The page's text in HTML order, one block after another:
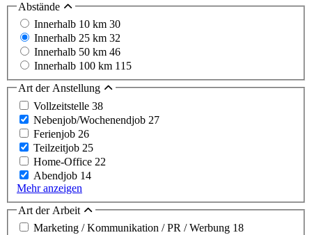
Abstände
Innerhalb 10 km 30
Innerhalb 25 km 32
Innerhalb 50 km 46
Innerhalb 100 km 115
Art der Anstellung
Vollzeitstelle 38
Nebenjob/Wochenendjob 27
Ferienjob 26
Teilzeitjob 25
Home-Office 22
Abendjob 14
Mehr anzeigen
Art der Arbeit
Marketing / Kommunikation / PR / Werbung 18